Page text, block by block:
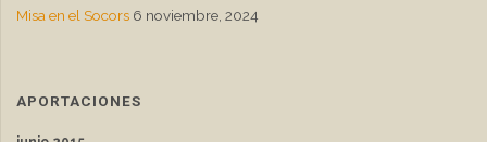
Misa en el Socors 6 noviembre, 2024
APORTACIONES